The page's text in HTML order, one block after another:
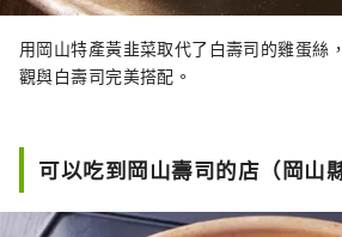
用岡山特產黃韭菜取代了白壽司的雞蛋絲
觀與白壽司完美搭配。
可以吃到岡山壽司的店（岡山